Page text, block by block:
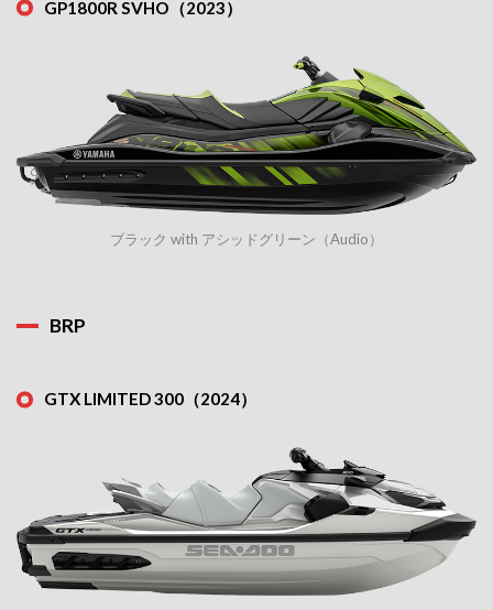
GP1800R SVHO（2023）
ブラック with アシッドグリーン（Audio）
BRP
GTX LIMITED 300（2024）